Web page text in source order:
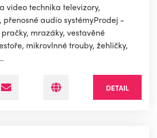
video technika televizory,
přenosné audio systémyProdej -
mrazáky, vestavěné
mikrovlnné trouby, žehličky,
DETAIL